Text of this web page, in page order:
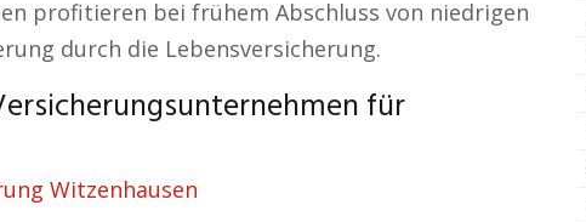
profitieren bei frühem Abschluss von niedrigen
durch die Lebensversicherung.
für
Witzenhausen